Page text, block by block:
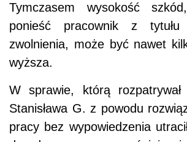
Tymczasem wysokość
ponieść pracownik z tytułu
zwolnienia, może być nawet
wyższa.
W sprawie, którą
Stanisława G. z powodu
pracy bez wypowiedzenia